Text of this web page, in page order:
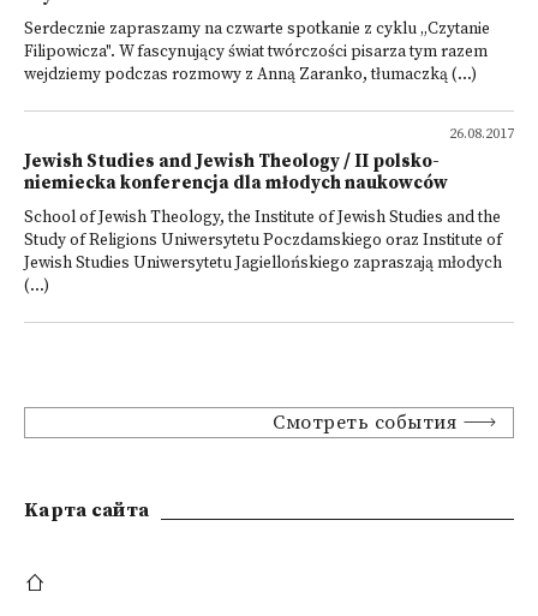
Serdecznie zapraszamy na czwarte spotkanie z cyklu „Czytanie
Filipowicza". W fascynujący świat twórczości pisarza tym razem
wejdziemy podczas rozmowy z Anną Zaranko, tłumaczką (...)
26.08.2017
Jewish Studies and Jewish Theology / II polsko-
niemiecka konferencja dla młodych naukowców
School of Jewish Theology, the Institute of Jewish Studies and the
Study of Religions Uniwersytetu Poczdamskiego oraz Institute of
Jewish Studies Uniwersytetu Jagiellońskiego zapraszają młodych
(...)
Смотреть события
Kарта сайта